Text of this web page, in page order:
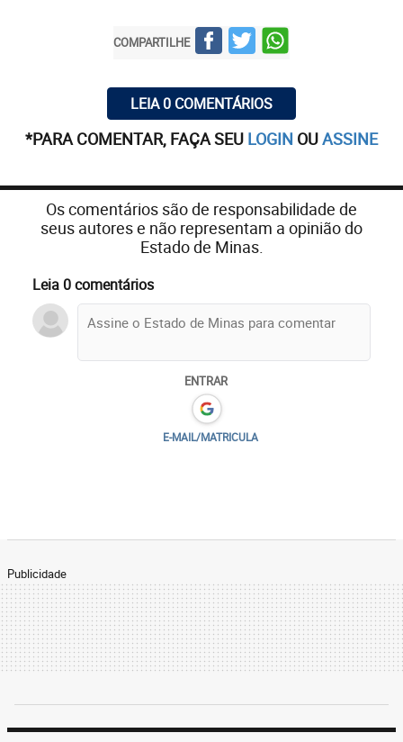
COMPARTILHE
LEIA 0 COMENTÁRIOS
*PARA COMENTAR, FAÇA SEU LOGIN OUASSINE
Os comentários são de responsabilidade de
seus autores e não representam a opinião do
Estado de Minas.
Leia 0 comentários
ENTRAR
E-MAIL/MATRICULA
Publicidade